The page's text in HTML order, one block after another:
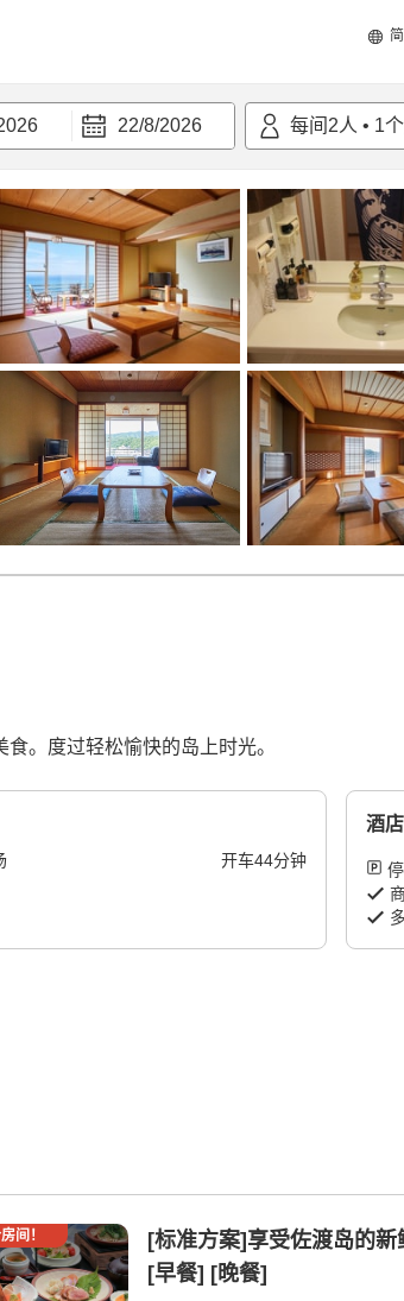
22/8/2026 每间 2人 • 1
。度过轻松愉快的岛上时光。
开车44分钟
酒
间！
[标准方案]享受佐渡岛的
[早餐] [晚餐]